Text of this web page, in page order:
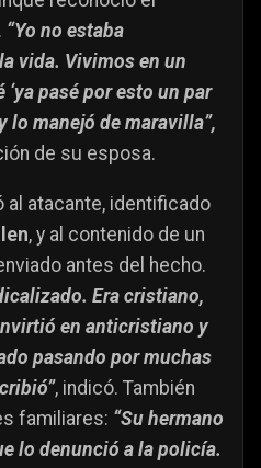
“Yo no estaba
vida. Vivimos en un
pasé por esto un par
lo manejó de maravilla”,
de su esposa.
al atacante, identificado
, y al contenido de un
antes del hecho.
Era cristiano,
en anticristiano y
pasando por muchas
, indicó. También
familiares: “Su hermano
lo denunció a la policía.